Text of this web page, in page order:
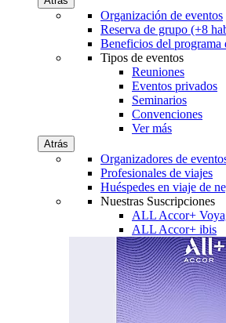
Organización de eventos
Reserva de grupo (+8
Beneficios del programa
Tipos de eventos
Reuniones
Eventos privados
Seminarios
Convenciones
Ver más
Atrás
Organizadores de
Profesionales de viajes
Huéspedes en viaje de
Nuestras Suscripciones
ALL Accor+
ALL Accor+ ibis